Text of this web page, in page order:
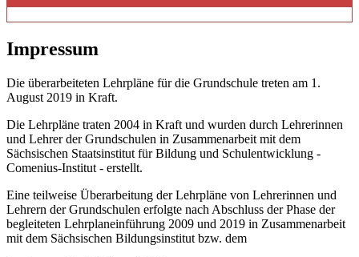
Impressum
Die überarbeiteten Lehrpläne für die Grundschule treten am 1.
August 2019 in Kraft.
Die Lehrpläne traten 2004 in Kraft und wurden durch Lehrerinnen
und Lehrer der Grundschulen in Zusammenarbeit mit dem
Sächsischen Staatsinstitut für Bildung und Schulentwicklung -
Comenius-Institut - erstellt.
Eine teilweise Überarbeitung der Lehrpläne von Lehrerinnen und
Lehrern der Grundschulen erfolgte nach Abschluss der Phase der
begleiteten Lehrplaneinführung 2009 und 2019 in Zusammenarbeit
mit dem Sächsischen Bildungsinstitut bzw. dem